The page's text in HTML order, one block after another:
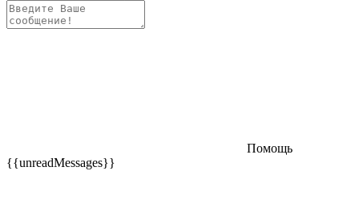
Помощь
{{unreadMessages}}